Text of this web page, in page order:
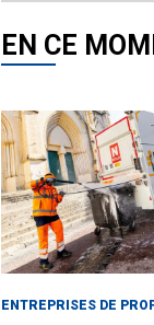
EN CE
ENTREPRISES DE